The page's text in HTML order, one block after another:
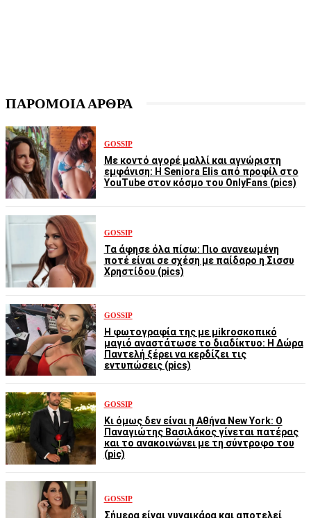
ΠΑΡΟΜΟΙΑ ΑΡΘΡΑ
GOSSIP
Με κοντό αγορέ μαλλί και αγνώριστη
εμφάνιση: Η Seniora Elis από προφίλ στο
YouTube στον κόσμο του OnlyFans (pics)
GOSSIP
Τα άφησε όλα πίσω: Πιο ανανεωμένη
ποτέ είναι σε σχέση με παίδαρο η Σισσυ
Χρηστίδου (pics)
GOSSIP
Η φωτογραφία της με μikroσκοπικό
μαγιό αναστάτωσε το διαδίκτυο: Η Δώρα
Παντελή ξέρει να κερδίζει τις
εντυπώσεις (pics)
GOSSIP
Κι όμως δεν είναι η Αθήνα New York: Ο
Παναγιώτης Βασιλάκος γίνεται πατέρας
και το ανακοινώνει με τη σύντροφο του
(pic)
GOSSIP
Σήμερα είναι γυναικάρα και αποτελεί